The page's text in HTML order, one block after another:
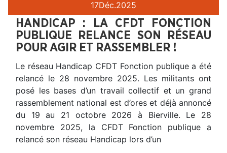
17Déc.2025
HANDICAP : LA CFDT FONCTION
PUBLIQUE RELANCE SON RÉSEAU
POUR AGIR ET RASSEMBLER !
Le réseau Handicap CFDT Fonction publique a été
relancé le 28 novembre 2025. Les militants ont
posé les bases d’un travail collectif et un grand
rassemblement national est d’ores et déjà annoncé
du 19 au 21 octobre 2026 à Bierville. Le 28
novembre 2025, la CFDT Fonction publique a
relancé son réseau Handicap lors d’un